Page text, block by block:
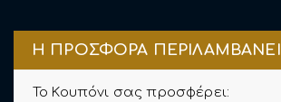
Η ΠΡΟΣΦΟΡΑ ΠΕΡΙΛΑΜΒΑΝΕΙ
Το Κουπόνι σας προσφέρει: